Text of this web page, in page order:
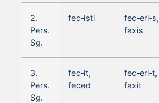
2.
Pers.
Sg.
fec‑isti
fec‑eri‑s,
faxis
3.
Pers.
Sg.
fec‑it,
feced
fec‑eri‑t,
faxit